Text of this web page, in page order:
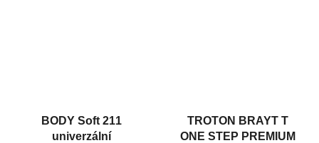
BODY Soft 211
univerzální
TROTON BRAYT T
ONE STEP PREMIUM